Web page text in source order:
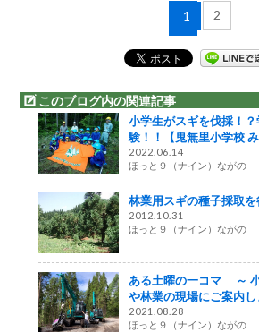
1 2
このブログ内の関連記事
小学生がスギを伐採！
験！！【鬼無里小学校 み
2022.06.14
ほっと９（ナイン）ながの
林業用スギの種子採取を
2012.10.31
ほっと９（ナイン）ながの
ある土曜の一コマ ～
や林業の現場にご案内し
2021.08.28
ほっと９（ナイン）ながの